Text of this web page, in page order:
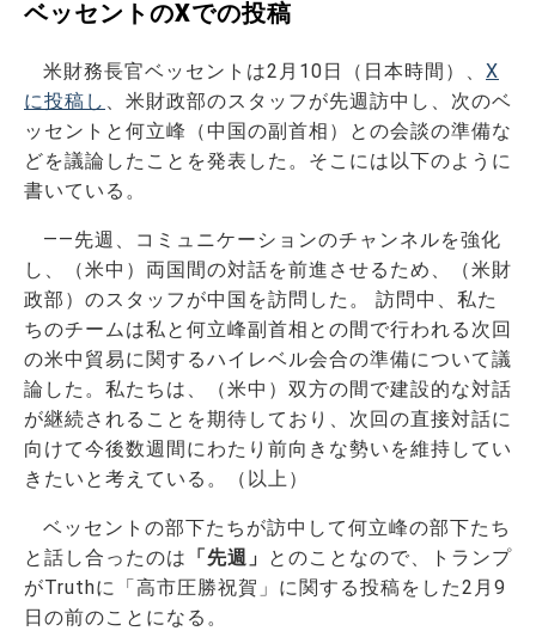
ベッセントのXでの投稿
米財務長官ベッセントは2月10日（日本時間）、 X
に投稿し 、米財政部のスタッフが先週訪中し、次のベ
ッセントと何立峰（中国の副首相）との会談の準備な
どを議論したことを発表した。そこには以下のように
書いている。
――先週、コミュニケーションのチャンネルを強化
し、（米中）両国間の対話を前進させるため、（米財
政部）のスタッフが中国を訪問した。 訪問中、私た
ちのチームは私と何立峰副首相との間で行われる次回
の米中貿易に関するハイレベル会合の準備について議
論した。私たちは、（米中）双方の間で建設的な対話
が継続されることを期待しており、次回の直接対話に
向けて今後数週間にわたり前向きな勢いを維持してい
きたいと考えている。（以上）
ベッセントの部下たちが訪中して何立峰の部下たち
と話し合ったのは 「先週」
とのことなので、トランプ
がTruthに「高市圧勝祝賀」に関する投稿をした2月9
日の前のことになる。